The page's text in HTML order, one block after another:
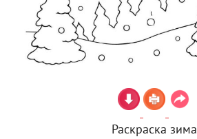
Раскраска зима